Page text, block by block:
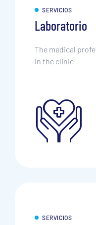
SERVICIOS
Laboratorio
The medical
in the clinic
SERVICIOS